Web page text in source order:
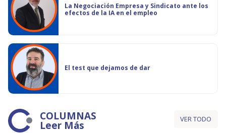
La Negociación Empresa y Sindicato ante los
efectos de la IA en el empleo
El test que dejamos de dar
COLUMNAS
Leer Más VER TODO